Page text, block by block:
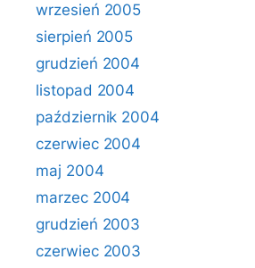
wrzesień 2005
sierpień 2005
grudzień 2004
listopad 2004
październik 2004
czerwiec 2004
maj 2004
marzec 2004
grudzień 2003
czerwiec 2003